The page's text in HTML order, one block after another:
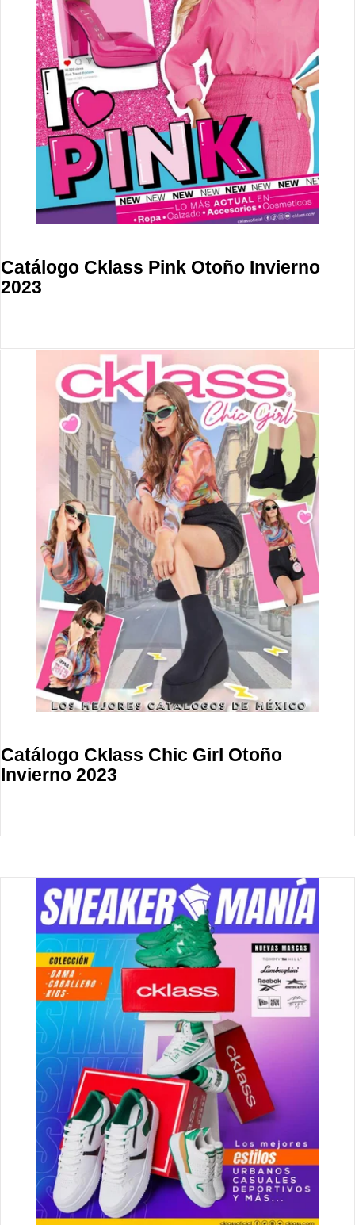
Catálogo Cklass Pink Otoño Invierno
2023
Catálogo Cklass Chic Girl Otoño
Invierno 2023